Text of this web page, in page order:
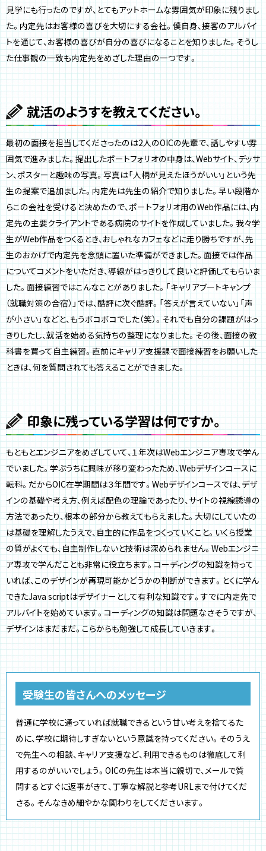
見学にも行ったのですが、とてもアットホームな雰囲気が印象に残りまし
た。内定先はお客様の喜びを大切にする会社。僕自身、接客のアルバイ
トを通じて、お客様の喜びが自分の喜びになることを知りました。そうし
た仕事観の一致も内定先をめざした理由の一つです。
就活のようすを教えてください。
最初の面接を担当してくださったのは2人のOICの先輩で、話しやすい雰
囲気で進みました。提出したポートフォリオの中身は、Webサイト、デッサ
ン、ポスターと趣味の写真。写真は「人柄が見えたほうがいい」という先
生の提案で追加ました。内定先は先生の紹介で知りました。早い段階か
らこの会社を受けると決めたので、ポートフォリオ用のWeb作品には、内
定先の主要クライアントである病院のサイトを作成していました。我々学
生がWeb作品をつくるとき、おしゃれなカフェなどに走り勝ちですが、先
生のおかげで内定先を念頭に置いた準備ができました。面接では作品
についてコメントをいただき、導線がはっきりして良いと評価してもらいま
した。面接練習ではこんなことがありました。「キャリアブートキャンプ
（就職対策の合宿）」では、酷評に次ぐ酷評。「答えが言えていない」「声
が小さい」などと、もうボコボコでした（笑）。それでも自分の課題がはっ
きりしたし、就活を始める気持ちの整理になりました。その後、面接の教
科書を買って自主練習。直前にキャリア支援課で面接練習をお願いした
ときは、何を質問されても答えることができました。
印象に残っている学習は何ですか。
もともとエンジニアをめざしていて、１年次はWebエンジニア専攻で学ん
でいました。学ぶうちに興味が移り変わったため、Webデザインコースに
転科。だからOIC在学期間は３年間です。Webデザインコースでは、デザ
インの基礎や考え方、例えば配色の理論であったり、サイトの視線誘導の
方法であったり、根本の部分から教えてもらえました。大切にしていたの
は基礎を理解したうえで、自主的に作品をつくっていくこと。いくら授業
の質がよくても、自主制作しないと技術は深められません。Webエンジニ
ア専攻で学んだことも非常に役立ちます。コーディングの知識を持って
いれば、このデザインが再現可能かどうかの判断ができます。とくに学ん
できたJava scriptはデザイナーとして有利な知識です。すでに内定先で
アルバイトを始めています。コーディングの知識は問題なさそうですが、
デザインはまだまだ。こらからも勉強して成長していきます。
受験生の皆さんへのメッセージ
普通に学校に通っていれば就職できるという甘い考えを捨てるた
めに、学校に期待しすぎないという意識を持ってください。そのうえ
で先生への相談、キャリア支援など、利用できるものは徹底して利
用するのがいいでしょう。OICの先生は本当に親切で、メールで質
問するとすぐに返事がきて、丁寧な解説と参考URLまで付けてくだ
さる。そんなきめ細やかな関わりをしてくださいます。